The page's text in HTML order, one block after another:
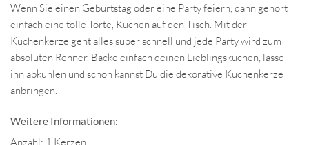
Wenn Sie einen Geburtstag oder eine Party feiern, dann gehört
einfach eine tolle Torte, Kuchen auf den Tisch. Mit der
Kuchenkerze geht alles super schnell und jede Party wird zum
absoluten Renner. Backe einfach deinen Lieblingskuchen, lasse
ihn abkühlen und schon kannst Du die dekorative Kuchenkerze
anbringen.
Weitere Informationen:
Anzahl: 1 Kerzen